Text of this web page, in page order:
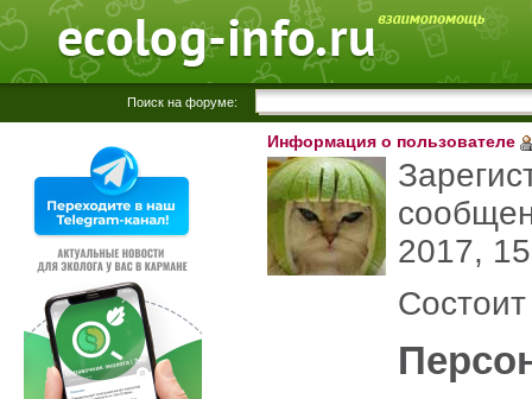
Поиск на форуме:
Информация о пользователе
2017,